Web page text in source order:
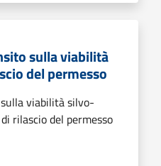
sulla viabilità
del permesso
viabilità silvo-
rilascio del permesso